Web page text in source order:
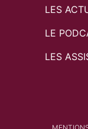
LES
LE
LES